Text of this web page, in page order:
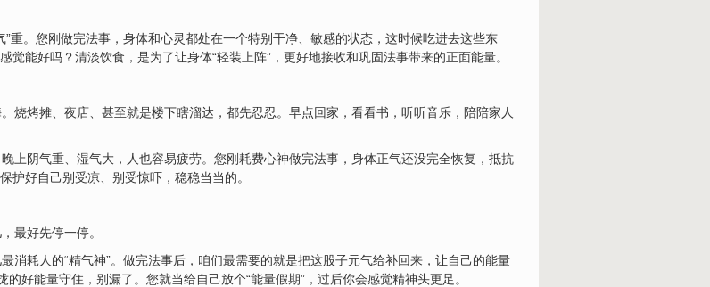
重。您刚做完法事，身体和心灵都处在一个特别干净、敏感的状态，这时候吃进去这些东
能好吗？清淡饮食，是为了让身体“轻装上阵”，更好地接收和巩固法事带来的正面能量。
烧烤摊、夜店、甚至就是楼下瞎溜达，都先忍忍。早点回家，看看书，听听音乐，陪陪家人
上阴气重、湿气大，人也容易疲劳。您刚耗费心神做完法事，身体正气还没完全恢复，抵抗
护好自己别受凉、别受惊吓，稳稳当当的。
最好先停一停。
消耗人的“精气神”。做完法事后，咱们最需要的就是把这股子元气给补回来，让自己的能量
好能量守住，别漏了。您就当给自己放个“能量假期”，过后你会感觉精神头更足。